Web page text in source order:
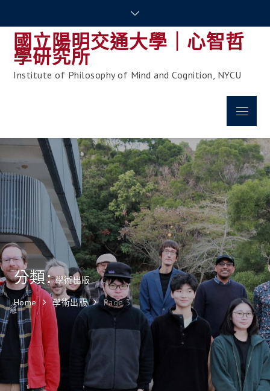
content國立陽明交通大學｜心智哲
學研究所
Institute of Philosophy of Mind and Cognition, NYCU
Menu
分類:學術出版
Home 學術出版 Page 3